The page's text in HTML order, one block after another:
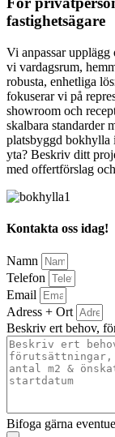
fastighetsägare
Vi anpassar
vi vardagsrum,
robusta, enhetliga
fokuserar vi på
showroom och
skalbara standarder
platsbyggd bokhylla
yta? Beskriv ditt
med offertförslag
Kontakta oss idag!
Namn
Telefon
Email
Adress + Ort
Beskriv ert behov,
Bifoga gärna